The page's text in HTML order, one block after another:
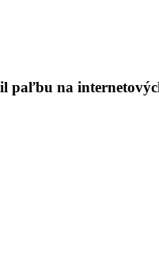
paľbu na